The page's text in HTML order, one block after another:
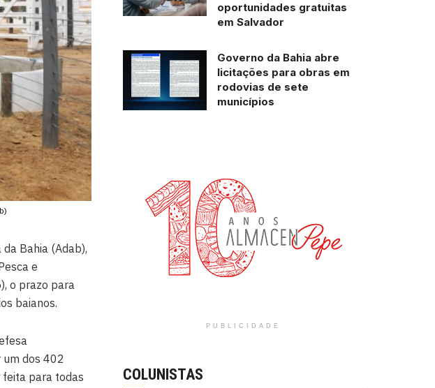
Bahia (Adab),
e
o prazo para
baianos.
dos 402
feita para todas
oportunidades gratuitas
em Salvador
Governo da Bahia abre
licitações para obras em
rodovias de sete
municípios
PUBLICIDADE
COLUNISTAS